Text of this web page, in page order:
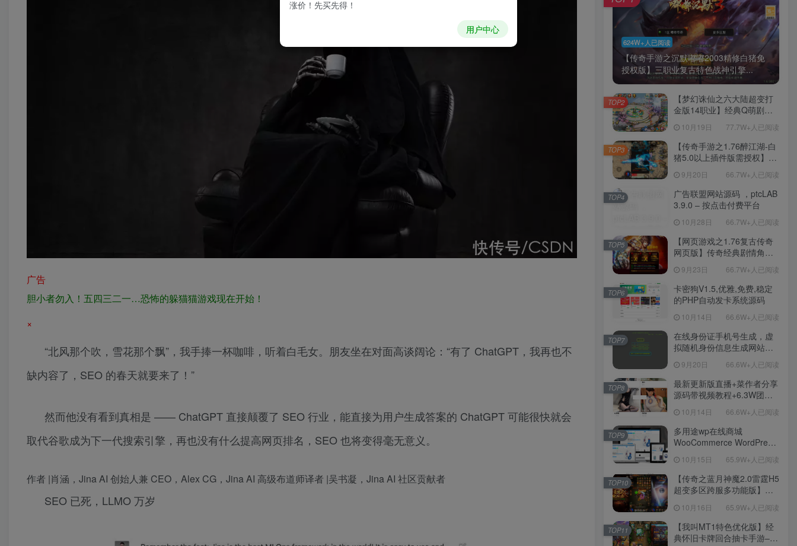
广告
胆小者勿入！五四三二一…恐怖的躲猫猫游戏现在开始！
×
“北风那个吹，雪花那个飘”，我手捧一杯咖啡，听着白毛女。朋友坐在对面高谈阔论：“有了 ChatGPT，我再也不
缺内容了，SEO 的春天就要来了！”
然而他没有看到真相是 —— ChatGPT 直接颠覆了 SEO 行业，能直接为用户生成答案的 ChatGPT 可能很快就会
取代谷歌成为下一代搜索引擎，再也没有什么提高网页排名，SEO 也将变得毫无意义。
作者 |肖涵，Jina AI 创始人兼 CEO，Alex CG，Jina AI 高级布道师译者 |吴书凝，Jina AI 社区贡献者
SEO 已死，LLMO 万岁
624W+人已阅读
【传奇手游之沉默嘟嘟2003精修白猪免
授权版】三职业复古特色战神引擎...
【梦幻诛仙之六大陆超变打
金版14职业】经典Q萌剧情
Linux服务端源码视频架设教
程-新版多功能GM网页后台
工具-安卓苹果IOS双端版
本！
10月19日 77.7W+人已阅读
TOP2
【传奇手游之1.76醉江湖-白
猪5.0以上插件版需授权】三
手游-Win服务端源码视频架
设教程-新版GM多功能网页
授权物品后台-九层妖塔-法宠
系统-历练殿堂-尸家重地-GM
直冲网页后台-安卓苹果IOS
双端版本！
9月20日 66.7W+人已阅读
TOP3
广告联盟网站源码 ，ptcLAB
3.9.0 – 按点击付费平台
10月28日 66.7W+人已阅读
TOP4
【网页游戏之1.76复古传奇
网页版】传奇经典剧情角色
Win服务端源码视频架设教
程！
9月23日 66.7W+人已阅读
TOP5
卡密狗V1.5,优雅,免费,稳定
的PHP自动发卡系统源码
10月14日 66.6W+人已阅读
TOP6
在线身份证手机号生成，虚
拟随机身份信息生成网站源
9月20日 66.6W+人已阅读
TOP7
最新更新版直播+菜作者分享
源码带视频教程+6.3W团购
【源码+教程】
10月14日 66.6W+人已阅读
TOP8
多用途wp在线商城
WooCommerce WordPress
10月15日 65.9W+人已阅读
TOP9
【传奇之蓝月神魔2.0雷霆H5
超变多区跨服多功能版】三
理单机一键即玩镜像端-打包
Linux服务端源码-视频架设
教程
10月16日 65.9W+人已阅读
TOP10
【我叫MT1特色优化版】经
典怀旧卡牌回合抽卡手游–打
TOP11
涨价！先买先得！
用户中心